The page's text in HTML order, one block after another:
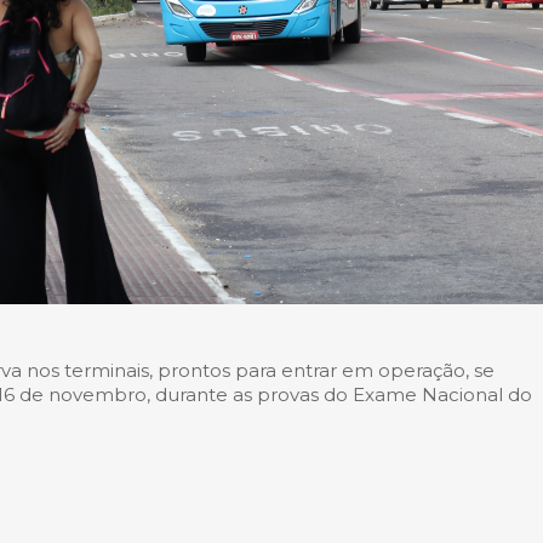
nos terminais, prontos para entrar em operação, se
de novembro, durante as provas do Exame Nacional do